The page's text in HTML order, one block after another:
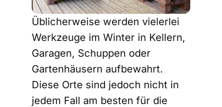
Üblicherweise werden vielerlei
Werkzeuge im Winter in Kellern,
Garagen, Schuppen oder
Gartenhäusern aufbewahrt.
Diese Orte sind jedoch nicht in
jedem Fall am besten für die